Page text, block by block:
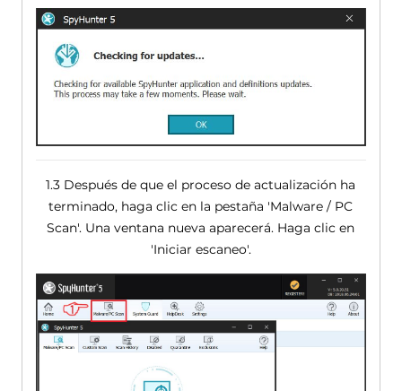
1.3 Después de que el proceso de actualización ha
terminado, haga clic en la pestaña 'Malware / PC
Scan'. Una ventana nueva aparecerá. Haga clic en
'Iniciar escaneo'.